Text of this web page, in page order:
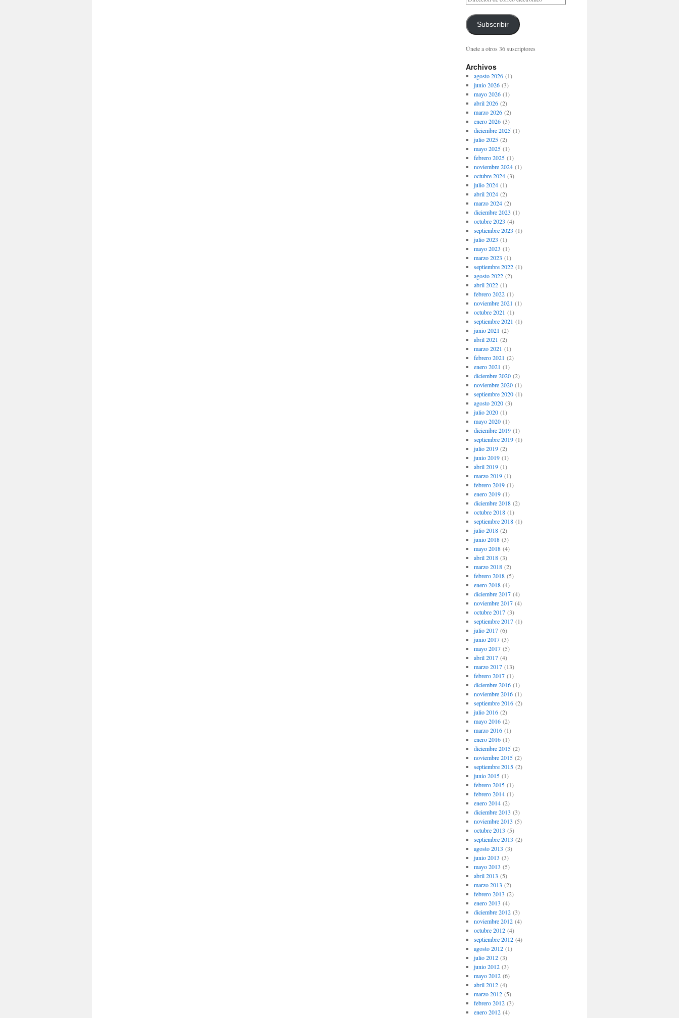
Subscribir
Únete a otros 36 suscriptores
Archivos
agosto 2026(1)
junio 2026(3)
mayo 2026(1)
abril 2026(2)
marzo 2026(2)
enero 2026(3)
diciembre 2025(1)
julio 2025(2)
mayo 2025(1)
febrero 2025(1)
noviembre 2024(1)
octubre 2024(3)
julio 2024(1)
abril 2024(2)
marzo 2024(2)
diciembre 2023 (1)
octubre 2023 (4)
septiembre 2023 (1)
julio 2023 (1)
mayo 2023 (1)
marzo 2023 (1)
septiembre 2022(1)
agosto 2022(2)
abril 2022(1)
febrero 2022(1)
noviembre 2021 (1)
octubre 2021 (1)
septiembre 2021 (1)
junio 2021 (2)
abril 2021 (2)
marzo 2021 (1)
febrero 2021 (2)
enero 2021 (1)
diciembre 2020(2)
noviembre 2020(1)
septiembre 2020(1)
agosto 2020(3)
julio 2020(1)
mayo 2020(1)
diciembre 2019(1)
septiembre 2019(1)
julio 2019(2)
junio 2019(1)
abril 2019(1)
marzo 2019(1)
febrero 2019(1)
enero 2019(1)
diciembre 2018(2)
octubre 2018(1)
septiembre 2018(1)
julio 2018(2)
junio 2018(3)
mayo 2018(4)
abril 2018(3)
marzo 2018(2)
febrero 2018(5)
enero 2018(4)
diciembre 2017(4)
noviembre 2017(4)
octubre 2017(3)
septiembre 2017(1)
julio 2017(6)
junio 2017(3)
mayo 2017(5)
abril 2017(4)
marzo 2017(13)
febrero 2017(1)
diciembre 2016(1)
noviembre 2016(1)
septiembre 2016(2)
julio 2016(2)
mayo 2016(2)
marzo 2016(1)
enero 2016(1)
diciembre 2015(2)
noviembre 2015(2)
septiembre 2015(2)
junio 2015(1)
febrero 2015(1)
febrero 2014(1)
enero 2014(2)
diciembre 2013 (3)
noviembre 2013 (5)
octubre 2013 (5)
septiembre 2013 (2)
agosto 2013 (3)
junio 2013 (3)
mayo 2013 (5)
abril 2013 (5)
marzo 2013 (2)
febrero 2013 (2)
enero 2013 (4)
diciembre 2012(3)
noviembre 2012(4)
octubre 2012(4)
septiembre 2012(4)
agosto 2012(1)
julio 2012(3)
junio 2012(3)
mayo 2012(6)
abril 2012(4)
marzo 2012(5)
febrero 2012(3)
enero 2012(4)